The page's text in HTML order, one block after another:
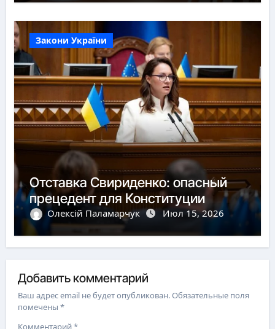
Закони України
Отставка Свириденко: опасный
прецедент для Конституции
Олексій Паламарчук Июл 15, 2026
Добавить комментарий
Ваш адрес email не будет опубликован.Обязательные поля
помечены*
Комментарий*